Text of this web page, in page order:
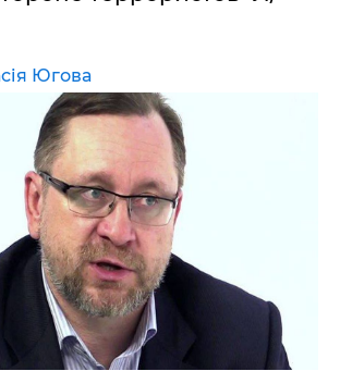
Югова